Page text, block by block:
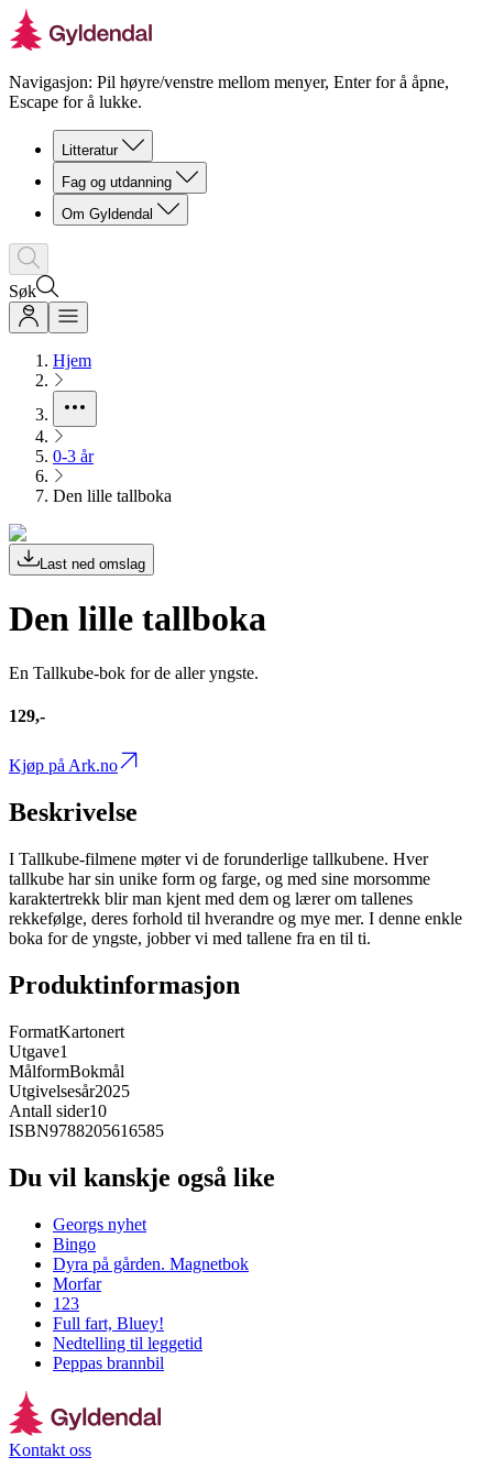
Navigasjon: Pil høyre/venstre mellom menyer, Enter for å åpne,
Escape for å lukke.
Litteratur
Fag og utdanning
Om Gyldendal
Søk
Hjem
0-3 år
Den lille tallboka
Last ned omslag
Den lille tallboka
En Tallkube-bok for de aller yngste.
129,-
Kjøp på Ark.no
Beskrivelse
I Tallkube-filmene møter vi de forunderlige tallkubene. Hver
tallkube har sin unike form og farge, og med sine morsomme
karaktertrekk blir man kjent med dem og lærer om tallenes
rekkefølge, deres forhold til hverandre og mye mer. I denne enkle
boka for de yngste, jobber vi med tallene fra en til ti.
Produktinformasjon
FormatKartonert
Utgave1
MålformBokmål
Utgivelsesår2025
Antall sider10
ISBN9788205616585
Du vil kanskje også like
Georgs nyhet
Bingo
Dyra på gården. Magnetbok
Morfar
123
Full fart, Bluey!
Nedtelling til leggetid
Peppas brannbil
Kontakt oss